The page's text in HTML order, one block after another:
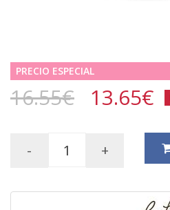
PRECIO ESPECIAL
16.55€ 13.65€
- +